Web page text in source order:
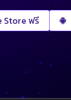
Store ฟรี